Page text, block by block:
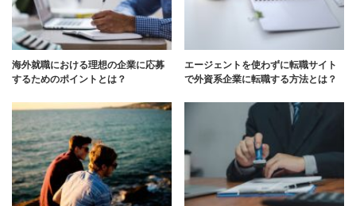
海外就職における理想の企業に応募
するためのポイントとは？
エージェントを使わずに転職サイト
で外資系企業に転職する方法とは？